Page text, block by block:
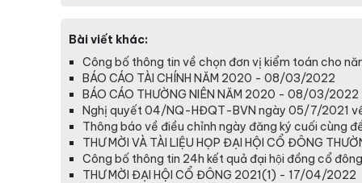
Bài viết khác:
Công bố thông tin về chọn đơn vị kiểm toán cho
BÁO CÁO TÀI CHÍNH NĂM 2020 - 08/03/2022
BÁO CÁO THƯỜNG NIÊN NĂM 2020 - 08/03/2022
Nghị quyết 04/NQ-HĐQT-BVN ngày 05/7/2021
Thông báo về điều chỉnh ngày đăng ký cuối cùng
THƯ MỜI VÀ TÀI LIỆU HỌP ĐẠI HỘI CỔ ĐÔNG
Công bố thông tin 24h kết quả đại hội đồng cổ
THƯ MỜI ĐẠI HỘI CỔ ĐÔNG 2021(1) - 17/04/2022